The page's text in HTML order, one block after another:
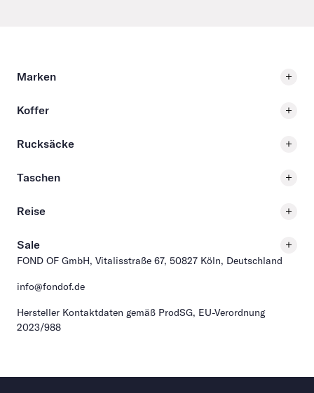
Marken
Koffer
Rucksäcke
Taschen
Reise
Sale
FOND OF GmbH, Vitalisstraße 67, 50827 Köln, Deutschland
info@fondof.de
Hersteller Kontaktdaten gemäß ProdSG, EU-Verordnung
2023/988